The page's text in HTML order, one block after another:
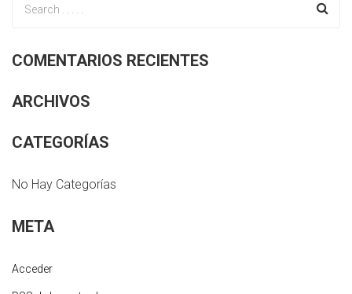
COMENTARIOS RECIENTES
ARCHIVOS
CATEGORÍAS
No Hay Categorías
META
Acceder